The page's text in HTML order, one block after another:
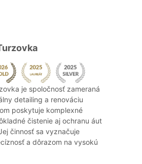
je spoločnosť zameraná
detailing a renováciu
poskytuje komplexné
čistenie aj ochranu áut
činnosť sa vyznačuje
a dôrazom na vysokú